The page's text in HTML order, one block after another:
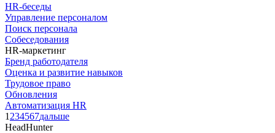
HR-беседы
Управление персоналом
Поиск персонала
Собеседования
HR-маркетинг
Бренд работодателя
Оценка и развитие навыков
Трудовое право
Обновления
Автоматизация HR
1 234567дальше
HeadHunter